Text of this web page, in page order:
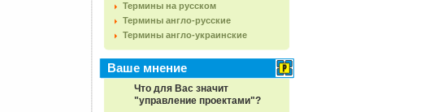
Термины на русском
Термины англо-русские
Термины англо-украинские
Ваше мнение
Что для Вас значит
"управление проектами"?